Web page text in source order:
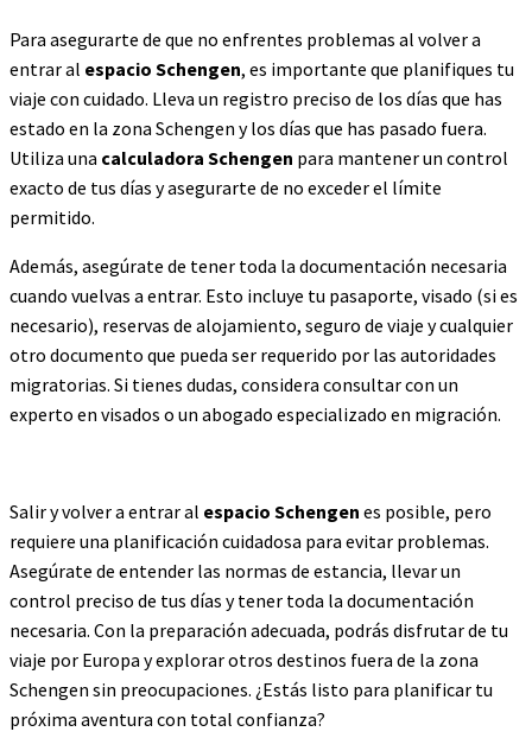
Para asegurarte de que no enfrentes problemas al volver a
entrar al espacio Schengen, es importante que planifiques tu
viaje con cuidado. Lleva un registro preciso de los días que has
estado en la zona Schengen y los días que has pasado fuera.
Utiliza una calculadora Schengen para mantener un control
exacto de tus días y asegurarte de no exceder el límite
permitido.
Además, asegúrate de tener toda la documentación necesaria
cuando vuelvas a entrar. Esto incluye tu pasaporte, visado (si es
necesario), reservas de alojamiento, seguro de viaje y cualquier
otro documento que pueda ser requerido por las autoridades
migratorias. Si tienes dudas, considera consultar con un
experto en visados o un abogado especializado en migración.
Salir y volver a entrar al espacio Schengen es posible, pero
requiere una planificación cuidadosa para evitar problemas.
Asegúrate de entender las normas de estancia, llevar un
control preciso de tus días y tener toda la documentación
necesaria. Con la preparación adecuada, podrás disfrutar de tu
viaje por Europa y explorar otros destinos fuera de la zona
Schengen sin preocupaciones. ¿Estás listo para planificar tu
próxima aventura con total confianza?